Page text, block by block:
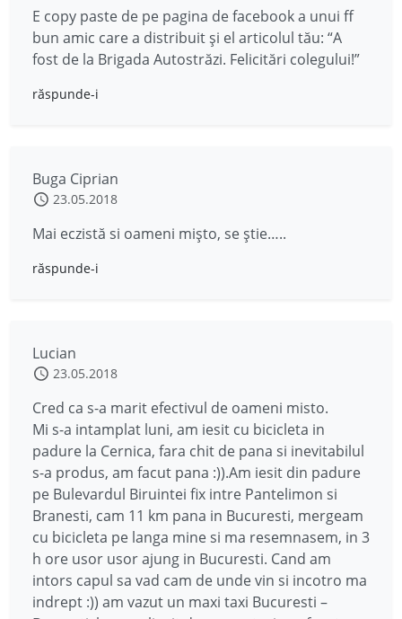
E copy paste de pe pagina de facebook a unui ff
bun amic care a distribuit și el articolul tău: “A
fost de la Brigada Autostrăzi. Felicitări colegului!”
răspunde-i
Buga Ciprian
23.05.2018
Mai eczistă si oameni mișto, se știe…..
răspunde-i
Lucian
23.05.2018
Cred ca s-a marit efectivul de oameni misto.
Mi s-a intamplat luni, am iesit cu bicicleta in
padure la Cernica, fara chit de pana si inevitabilul
s-a produs, am facut pana :)).Am iesit din padure
pe Bulevardul Biruintei fix intre Pantelimon si
Branesti, cam 11 km pana in Bucuresti, mergeam
cu bicicleta pe langa mine si ma resemnasem, in 3
h ore usor usor ajung in Bucuresti. Cand am
intors capul sa vad cam de unde vin si incotro ma
indrept :)) am vazut un maxi taxi Bucuresti –